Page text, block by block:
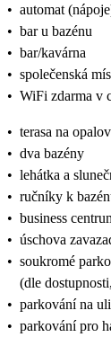
• automat
• bar u bazénu
• bar/kavárna
• společenská
• WiFi zdarma v
• terasa na
• dva bazény
• lehátka a
• ručníky k
• business
• úschova
• soukromé
(dle
• parkování na
• parkování pro